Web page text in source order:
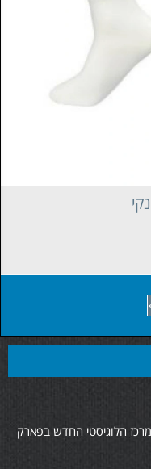
הלוגיסטי החדש בפארק